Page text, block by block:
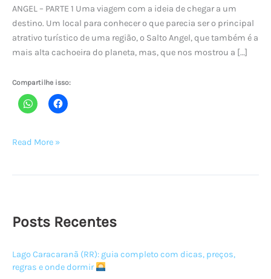
ANGEL – PARTE 1 Uma viagem com a ideia de chegar a um
destino. Um local para conhecer o que parecia ser o principal
atrativo turístico de uma região, o Salto Angel, que também é a
mais alta cachoeira do planeta, mas, que nos mostrou a […]
Compartilhe isso:
Famtrip
Kamarata-
Kanaimö,
rumo
para
Read More »
Posts Recentes
Lago Caracaranã (RR): guia completo com dicas, preços,
regras e onde dormir